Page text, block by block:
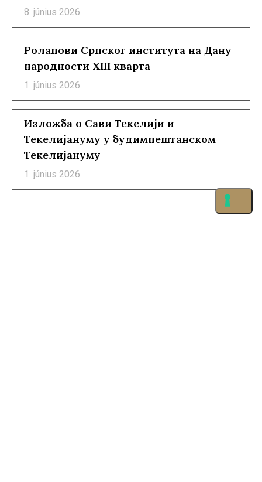
8. június 2026.
Ролапови Српског института на Дану
народности XIII кварта
1. június 2026.
Изложба о Сави Текелији и
Текелијануму у будимпештанском
Текелијануму
1. június 2026.